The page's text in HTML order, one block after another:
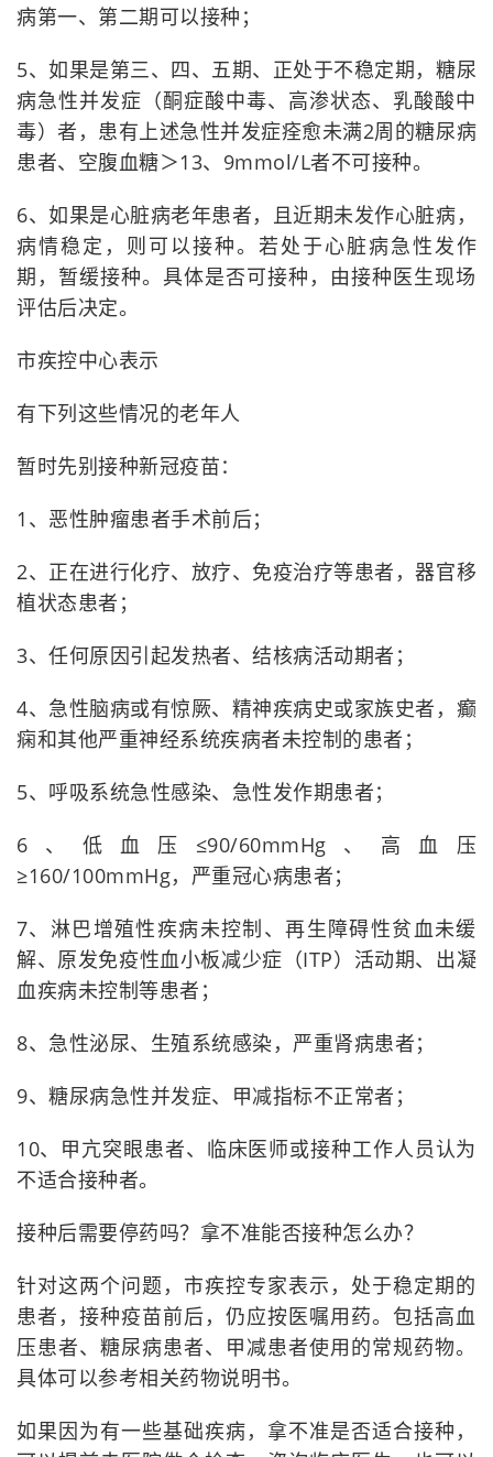
病第一、第二期可以接种；
5、如果是第三、四、五期、正处于不稳定期，糖尿
病急性并发症（酮症酸中毒、高渗状态、乳酸酸中
毒）者，患有上述急性并发症痊愈未满2周的糖尿病
患者、空腹血糖＞13、9mmol/L者不可接种。
6、如果是心脏病老年患者，且近期未发作心脏病，
病情稳定，则可以接种。若处于心脏病急性发作
期，暂缓接种。具体是否可接种，由接种医生现场
评估后决定。
市疾控中心表示
有下列这些情况的老年人
暂时先别接种新冠疫苗：
1、恶性肿瘤患者手术前后；
2、正在进行化疗、放疗、免疫治疗等患者，器官移
植状态患者；
3、任何原因引起发热者、结核病活动期者；
4、急性脑病或有惊厥、精神疾病史或家族史者，癫
痫和其他严重神经系统疾病者未控制的患者；
5、呼吸系统急性感染、急性发作期患者；
6、低血压≤90/60mmHg、高血压
≥160/100mmHg，严重冠心病患者；
7、淋巴增殖性疾病未控制、再生障碍性贫血未缓
解、原发免疫性血小板减少症（ITP）活动期、出凝
血疾病未控制等患者；
8、急性泌尿、生殖系统感染，严重肾病患者；
9、糖尿病急性并发症、甲减指标不正常者；
10、甲亢突眼患者、临床医师或接种工作人员认为
不适合接种者。
接种后需要停药吗？拿不准能否接种怎么办？
针对这两个问题，市疾控专家表示，处于稳定期的
患者，接种疫苗前后，仍应按医嘱用药。包括高血
压患者、糖尿病患者、甲减患者使用的常规药物。
具体可以参考相关药物说明书。
如果因为有一些基础疾病，拿不准是否适合接种，